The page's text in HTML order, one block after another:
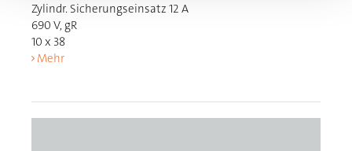
Zylindr. Sicherungseinsatz 12 A
690 V, gR
10 x 38
Mehr